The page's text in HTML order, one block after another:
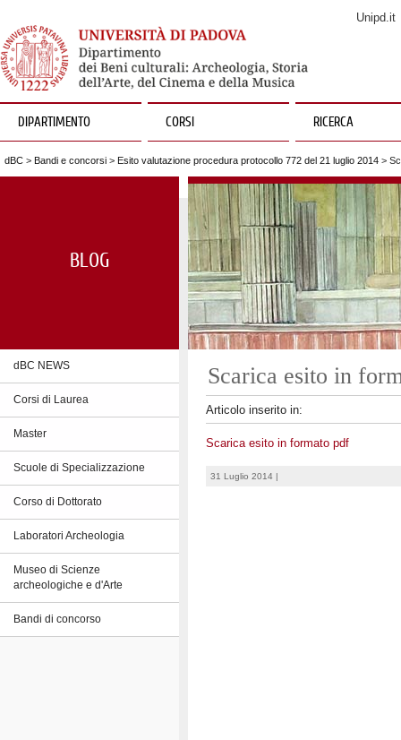
Unipd.it
DIPARTIMENTO CORSI RICERCA
dBC > Bandi e concorsi > Esito valutazione procedura protocollo 772 del 21 luglio 2014 >
BLOG
dBC NEWS
Corsi di Laurea
Master
Scuole di Specializzazione
Corso di Dottorato
Laboratori Archeologia
Museo di Scienze
archeologiche e d'Arte
Bandi di concorso
Scarica esito in
Articolo inserito in:
Scarica esito in formato pdf
31 Luglio 2014 |